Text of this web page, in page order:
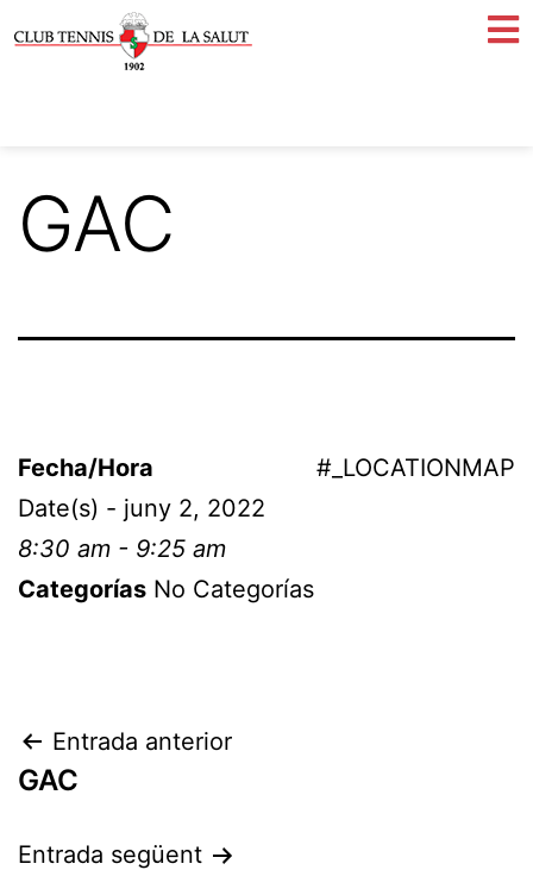
GAC
#_LOCATIONMAP
Fecha/Hora
Date(s) - juny 2, 2022
8:30 am - 9:25 am
Categorías No Categorías
Entrada anterior
GAC
Entrada següent